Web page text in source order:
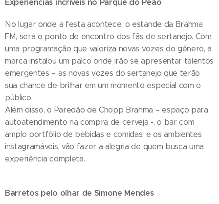
Experiências incríveis no Parque do Peão
No lugar onde a festa acontece, o estande da Brahma
FM, será o ponto de encontro dos fãs de sertanejo. Com
uma programação que valoriza novas vozes do gênero, a
marca instalou um palco onde irão se apresentar talentos
emergentes – as novas vozes do sertanejo que terão
sua chance de brilhar em um momento especial com o
público.
Além disso, o Paredão de Chopp Brahma – espaço para
autoatendimento na compra de cerveja -, o bar com
amplo portfólio de bebidas e comidas, e os ambientes
instagramáveis, vão fazer a alegria de quem busca uma
experiência completa.
Barretos pelo olhar de Simone Mendes